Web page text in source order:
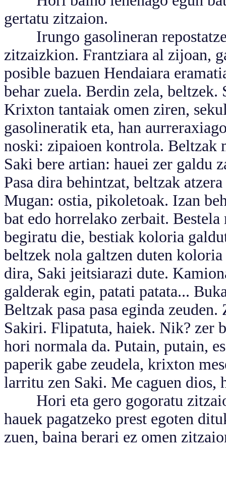
gertatu zitzaion.
Irungo gasolineran
zitzaizkion. Frantziara al zijoan,
posible bazuen Hendaiara
behar zuela. Berdin zela, beltzek.
Krixton tantaiak omen ziren,
gasolineratik eta, han
noski: zipaioen kontrola. Beltzak
Saki bere artian: hauei zer galdu
Pasa dira behintzat, beltzak
Mugan: ostia, pikoletoak. Izan
bat edo horrelako zerbait.
begiratu die, bestiak koloria
beltzek nola galtzen duten
dira, Saki jeitsiarazi dute.
galderak egin, patati patata...
Beltzak pasa pasa eginda
Sakiri. Flipatuta, haiek. Nik? zer
hori normala da. Putain, putain,
paperik gabe zeudela, krixton
larritu zen Saki. Me caguen dios,
Hori eta gero gogoratu
hauek pagatzeko prest egoten
zuen, baina berari ez omen